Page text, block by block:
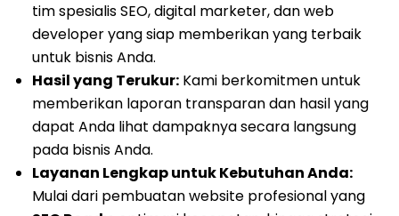
tim spesialis SEO, digital marketer, dan web
developer yang siap memberikan yang terbaik
untuk bisnis Anda.
Hasil yang Terukur: Kami berkomitmen untuk
memberikan laporan transparan dan hasil yang
dapat Anda lihat dampaknya secara langsung
pada bisnis Anda.
Layanan Lengkap untuk Kebutuhan Anda:
Mulai dari pembuatan website profesional yang